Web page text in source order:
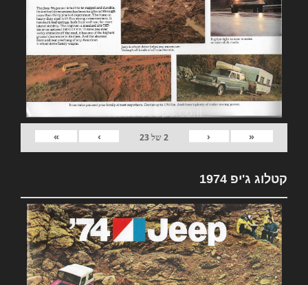
«
‹
2של23
›
»
קטלוג ג'יפ 1974